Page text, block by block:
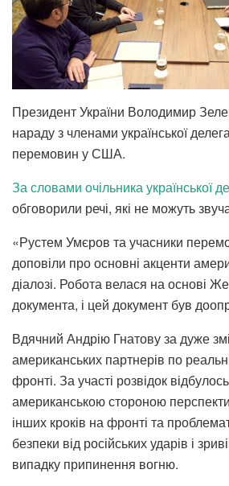
Президент України Володимир
нараду з членами української
перемовин у США.
За словами очільника української
обговорили речі, які не можуть
«Рустем Умєров та учасники
доповіли про основні акценти
діалозі. Робота велася на основі
документа, і цей документ був
Вдячний Андрію Гнатову за дуже
американських партнерів по
фронті. За участі розвідок
американською стороною
інших кроків на фронті та
безпеки від російських ударів і
випадку припинення вогню.